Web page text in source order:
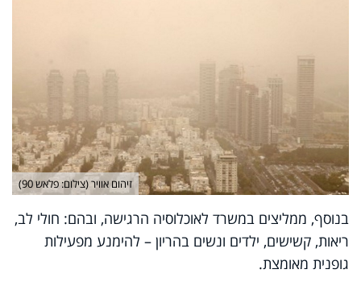
זיהום אוויר (צילום: פלאש 90)
בנוסף, ממליצים במשרד לאוכלוסיה הרגישה, ובהם: חולי לב,
ריאות, קשישים, ילדים ונשים בהריון – להימנע מפעילות
גופנית מאומצת.